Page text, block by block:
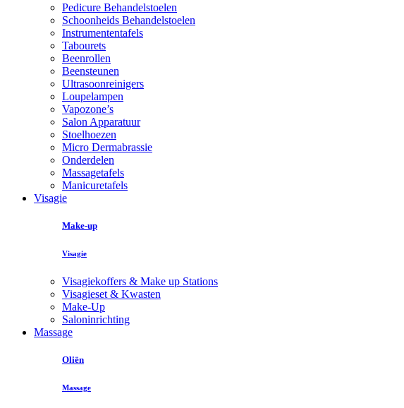
Pedicure Behandelstoelen
Schoonheids Behandelstoelen
Instrumententafels
Tabourets
Beenrollen
Beensteunen
Ultrasoonreinigers
Loupelampen
Vapozone’s
Salon Apparatuur
Stoelhoezen
Micro Dermabrassie
Onderdelen
Massagetafels
Manicuretafels
Visagie
Make-up
Visagie
Visagiekoffers & Make up Stations
Visagieset & Kwasten
Make-Up
Saloninrichting
Massage
Oliën
Massage